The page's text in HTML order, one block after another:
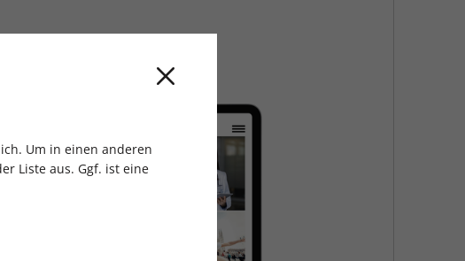
Um in einen anderen
Liste aus. Ggf. ist eine